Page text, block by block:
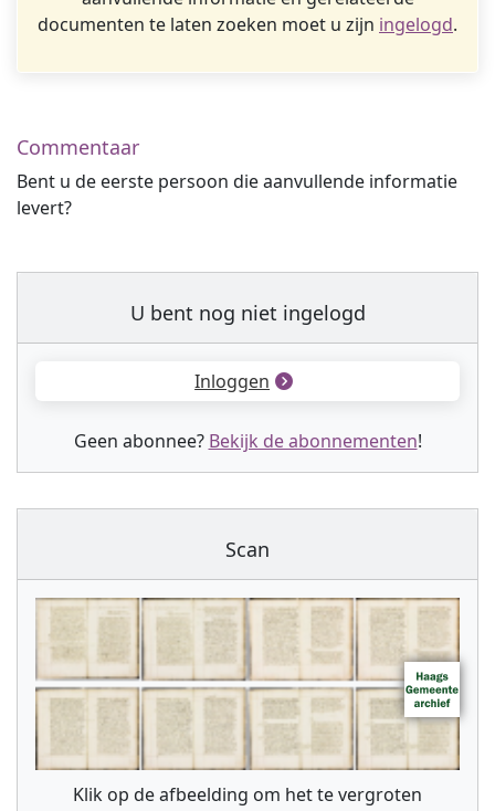
documenten te laten zoeken moet u zijn ingelogd.
Commentaar
Bent u de eerste persoon die aanvullende informatie
levert?
U bent nog niet ingelogd
Inloggen
Geen abonnee? Bekijk de abonnementen!
Scan
Klik op de afbeelding om het te vergroten